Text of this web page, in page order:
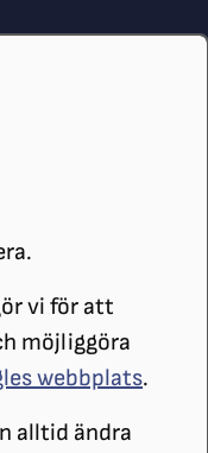
vi för att
möjliggöra
webbplats.
alltid ändra
2015